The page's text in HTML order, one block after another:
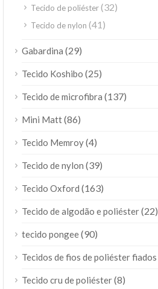
Tecido de poliéster(32)
Tecido de nylon (41)
Gabardina (29)
Tecido Koshibo (25)
Tecido de microfibra (137)
Mini Matt(86)
Tecido Memroy(4)
Tecido de nylon (39)
Tecido Oxford (163)
Tecido de algodão e poliéster(22)
tecido pongee(90)
Tecidos de fios de poliéster fiados
Tecido cru de poliéster(8)